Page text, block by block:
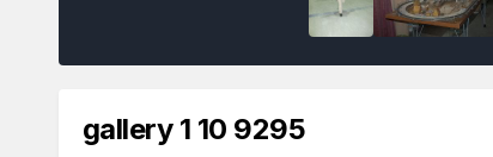
gallery 1 10 9295